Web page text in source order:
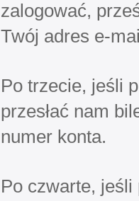
zalogować,
Twój adres e-
Po trzecie, jeśli
przesłać nam
numer konta.
Po czwarte,